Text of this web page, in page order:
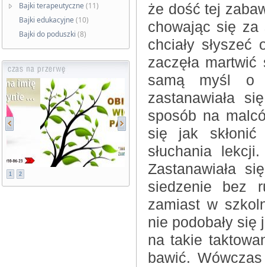
Bajki terapeutyczne (11)
Bajki edukacyjne (10)
Bajki do poduszki (8)
1 2
że dość tej
chowając się
chciały
zaczęła
samą myśl o
zastanawiała
sposób na
się jak
słuchania
Zastanawiała
siedzenie bez
zamiast w
nie podobały się
na takie
bawić.